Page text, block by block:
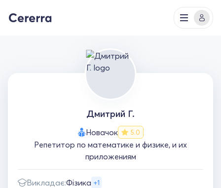
Дмитрий Г.
Новачок 5.0
Репетитор по математике и физике, и их
приложениям
Викладає:Фізика +1